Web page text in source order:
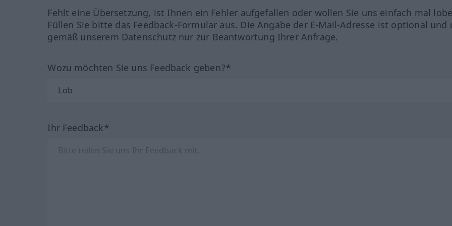
Fehlt eine Übersetzung, ist Ihnen ein Fehler aufgefallen oder wollen Sie uns einfach mal
Füllen Sie bitte das Feedback-Formular aus. Die Angabe der E-Mail-Adresse ist optional und
gemäß unserem Datenschutz nur zur Beantwortung Ihrer Anfrage.
Wozu möchten Sie uns Feedback geben?*
Ihr Feedback*